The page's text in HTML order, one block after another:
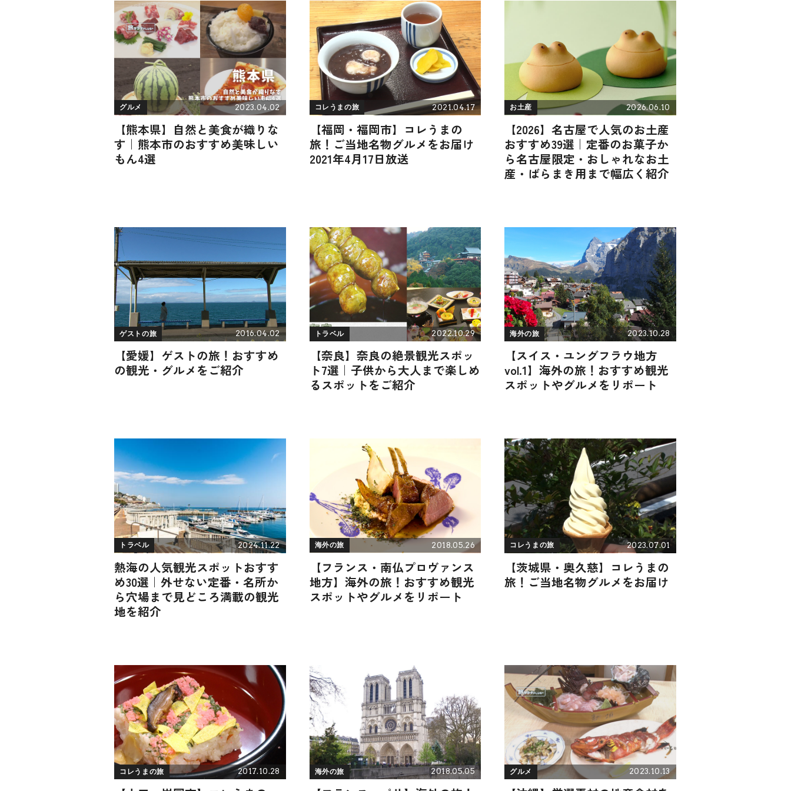
グルメ 2023.04.02
【熊本県】自然と美食が織りな
す｜熊本市のおすすめ美味しい
もん4選
コレうまの旅 2021.04.17
【福岡・福岡市】コレうまの
旅！ご当地名物グルメをお届け
2021年4月17日放送
お土産 2026.06.10
【2026】名古屋で人気のお土産
おすすめ39選｜定番のお菓子か
ら名古屋限定・おしゃれなお土
産・ばらまき用まで幅広く紹介
ゲストの旅 2016.04.02
【愛媛】ゲストの旅！おすすめ
の観光・グルメをご紹介
トラベル 2022.10.29
【奈良】奈良の絶景観光スポッ
ト7選｜子供から大人まで楽しめ
るスポットをご紹介
海外の旅 2023.10.28
【スイス・ユングフラウ地方
vol.1】海外の旅！おすすめ観光
スポットやグルメをリポート
トラベル 2024.11.22
熱海の人気観光スポットおすす
め30選｜外せない定番・名所か
ら穴場まで見どころ満載の観光
地を紹介
海外の旅 2018.05.26
【フランス・南仏プロヴァンス
地方】海外の旅！おすすめ観光
スポットやグルメをリポート
コレうまの旅 2023.07.01
【茨城県・奥久慈】コレうまの
旅！ご当地名物グルメをお届け
コレうまの旅 2017.10.28 海外の旅 2018.05.05 グルメ 2023.10.13